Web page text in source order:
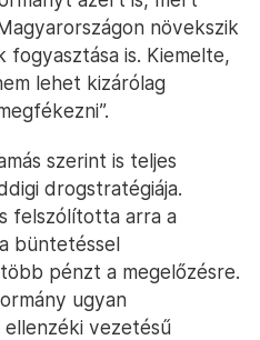
növekszik
is. Kiemelte,
lehet kizárólag
szerint is teljes
drogstratégiája.
felszólította arra a
büntetéssel
pénzt a megelőzésre.
ugyan
ellenzéki vezetésű